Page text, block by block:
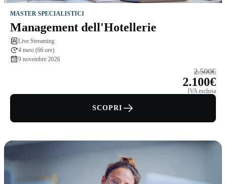
MASTER SPECIALISTICI
Management dell'Hotellerie
Live Streaming
4 mesi (66 ore)
9 novembre 2026
2.500€
2.100€
IVA esclusa
SCOPRI